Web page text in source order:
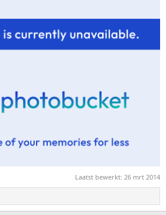
Laatst bewerkt: 26 mrt 2014